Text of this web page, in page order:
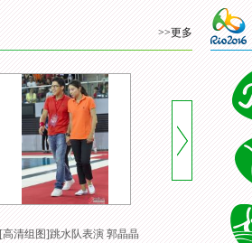
>>更多
[高清组图]跳水队表演 郭晶晶 [高清组图]内地